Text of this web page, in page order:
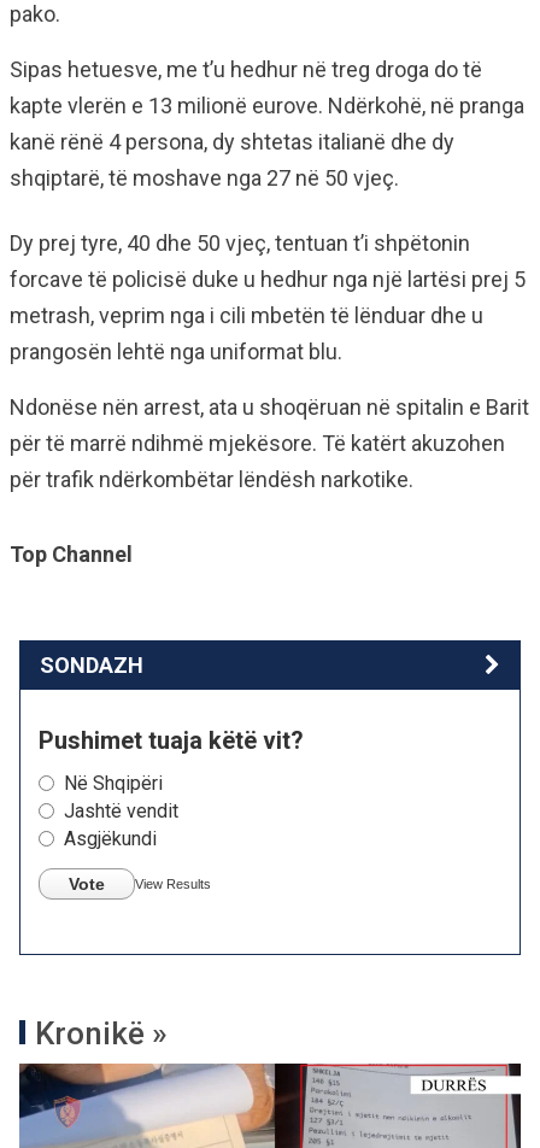
pako.
Sipas hetuesve, me t’u hedhur në treg droga do të
kapte vlerën e 13 milionë eurove. Ndërkohë, në pranga
kanë rënë 4 persona, dy shtetas italianë dhe dy
shqiptarë, të moshave nga 27 në 50 vjeç.
Dy prej tyre, 40 dhe 50 vjeç, tentuan t’i shpëtonin
forcave të policisë duke u hedhur nga një lartësi prej 5
metrash, veprim nga i cili mbetën të lënduar dhe u
prangosën lehtë nga uniformat blu.
Ndonëse nën arrest, ata u shoqëruan në spitalin e Barit
për të marrë ndihmë mjekësore. Të katërt akuzohen
për trafik ndërkombëtar lëndësh narkotike.
Top Channel
SONDAZH
Pushimet tuaja këtë vit?
Në Shqipëri
Jashtë vendit
Asgjëkundi
Vote View Results
Kronikë »